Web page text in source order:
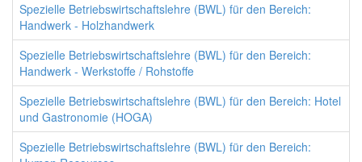
Spezielle Betriebswirtschaftslehre (BWL) für den Bereich:
Handwerk - Holzhandwerk
Spezielle Betriebswirtschaftslehre (BWL) für den Bereich:
Handwerk - Werkstoffe / Rohstoffe
Spezielle Betriebswirtschaftslehre (BWL) für den Bereich: Hotel
und Gastronomie (HOGA)
Spezielle Betriebswirtschaftslehre (BWL) für den Bereich: